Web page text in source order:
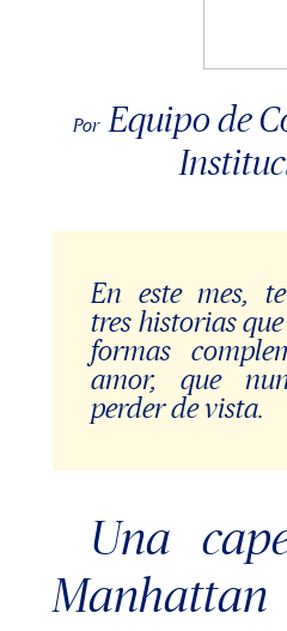
Por Equipo de
En este mes,
tres historias
formas
amor, que
perder de vista.
Una
Manhattan